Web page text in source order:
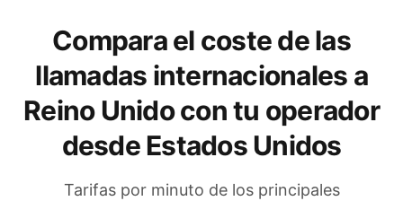
Compara el coste de las
llamadas internacionales a
Reino Unidocon tu operador
desde Estados Unidos
Tarifas por minuto de los principales